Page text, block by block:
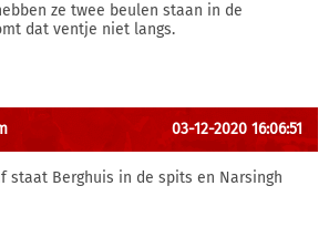
ze twee beulen staan in de
dat ventje niet langs.
03-12-2020 16:06:51
staat Berghuis in de spits en Narsingh